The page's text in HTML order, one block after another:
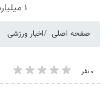
۱ میلیارد اعتبار خرید طلا | بدون ضامن و چک
صفحه اصلی اخبار ورزشی
۰ نفر